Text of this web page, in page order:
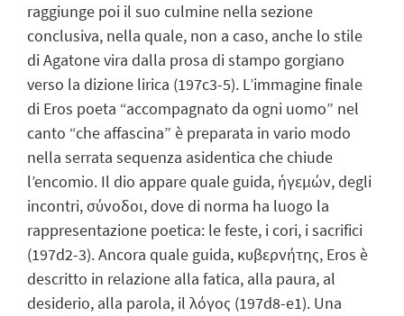
raggiunge poi il suo culmine nella sezione
conclusiva, nella quale, non a caso, anche lo stile
di Agatone vira dalla prosa di stampo gorgiano
verso la dizione lirica (197c3-5). L’immagine finale
di Eros poeta “accompagnato da ogni uomo” nel
canto “che affascina” è preparata in vario modo
nella serrata sequenza asidentica che chiude
l’encomio. Il dio appare quale guida, ἡγεμών, degli
incontri, σύνοδοι, dove di norma ha luogo la
rappresentazione poetica: le feste, i cori, i sacrifici
(197d2-3). Ancora quale guida, κυβερνήτης, Eros è
descritto in relazione alla fatica, alla paura, al
desiderio, alla parola, il λόγος (197d8-e1). Una